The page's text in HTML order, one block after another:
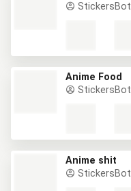
StickersBot
Anime Food
StickersBot
Anime shit
StickersBot